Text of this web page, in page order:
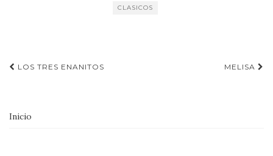
CLASICOS
Navegación
LOS TRES ENANITOS MELISA
Inicio